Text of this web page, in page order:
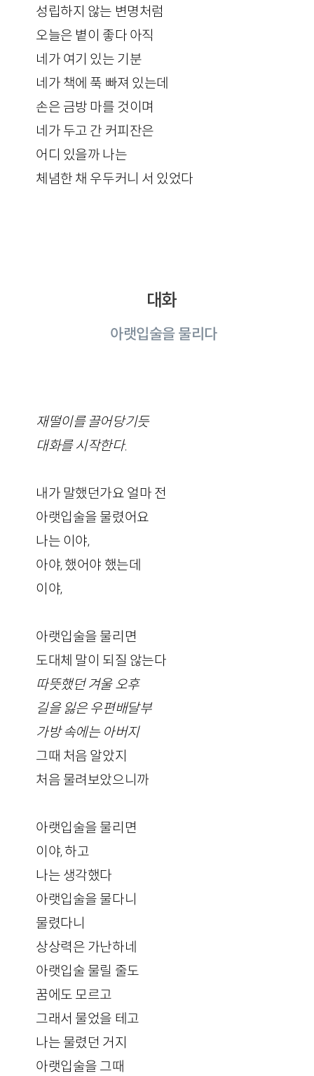
성립하지 않는 변명처럼
오늘은 볕이 좋다 아직
네가 여기 있는 기분
네가 책에 푹 빠져 있는데
손은 금방 마를 것이며
네가 두고 간 커피잔은
어디 있을까 나는
체념한 채 우두커니 서 있었다
대화
아랫입술을 물리다
재떨이를 끌어당기듯
대화를 시작한다.
내가 말했던가요 얼마 전
아랫입술을 물렸어요
나는 이야,
아야, 했어야 했는데
이야,
아랫입술을 물리면
도대체 말이 되질 않는다
따뜻했던 겨울 오후
길을 잃은 우편배달부
가방 속에는 아버지
그때 처음 알았지
처음 물려보았으니까
아랫입술을 물리면
이야, 하고
나는 생각했다
아랫입술을 물다니
물렸다니
상상력은 가난하네
아랫입술 물릴 줄도
꿈에도 모르고
그래서 물었을 테고
나는 물렸던 거지
아랫입술을 그때